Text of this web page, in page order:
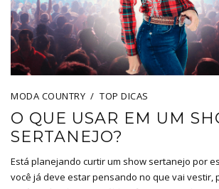
MODA COUNTRY TOP DICAS
O QUE USAR EM UM
SERTANEJO?
Está planejando curtir um show sertanejo por
você já deve estar pensando no que vai vestir,